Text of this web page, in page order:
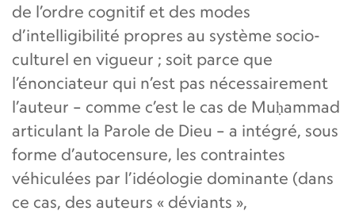
de l’ordre cognitif et des modes
d’intelligibilité propres au système socio-
culturel en vigueur ; soit parce que
l’énonciateur qui n’est pas nécessairement
l’auteur – comme c’est le cas de Muḥammad
articulant la Parole de Dieu – a intégré, sous
forme d’autocensure, les contraintes
véhiculées par l’idéologie dominante (dans
ce cas, des auteurs « déviants »,